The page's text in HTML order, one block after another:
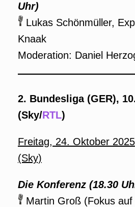
Uhr)
Lukas Schönmüller,
Knaak
Moderation: Daniel
2. Bundesliga (GER),
(Sky/RTL)
Freitag, 24. Oktober
(Sky)
Die Konferenz (18.30
Martin Groß (Fokus auf